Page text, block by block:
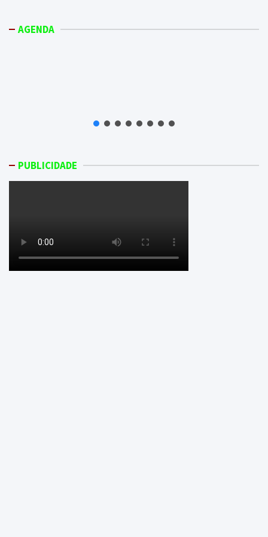
AGENDA
PUBLICIDADE